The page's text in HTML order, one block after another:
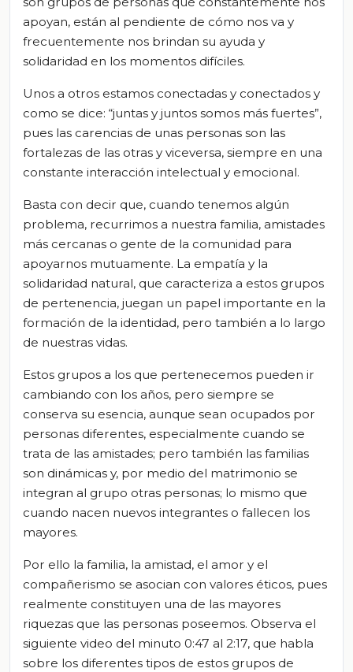
apoyan, están al pendiente de cómo nos va y
frecuentemente nos brindan su ayuda y
solidaridad en los momentos difíciles.
Unos a otros estamos conectadas y conectados y
como se dice: “juntas y juntos somos más fuertes”,
pues las carencias de unas personas son las
fortalezas de las otras y viceversa, siempre en una
constante interacción intelectual y emocional.
Basta con decir que, cuando tenemos algún
problema, recurrimos a nuestra familia, amistades
más cercanas o gente de la comunidad para
apoyarnos mutuamente. La empatía y la
solidaridad natural, que caracteriza a estos grupos
de pertenencia, juegan un papel importante en la
formación de la identidad, pero también a lo largo
de nuestras vidas.
Estos grupos a los que pertenecemos pueden ir
cambiando con los años, pero siempre se
conserva su esencia, aunque sean ocupados por
personas diferentes, especialmente cuando se
trata de las amistades; pero también las familias
son dinámicas y, por medio del matrimonio se
integran al grupo otras personas; lo mismo que
cuando nacen nuevos integrantes o fallecen los
mayores.
Por ello la familia, la amistad, el amor y el
compañerismo se asocian con valores éticos, pues
realmente constituyen una de las mayores
riquezas que las personas poseemos. Observa el
siguiente video del minuto 0:47 al 2:17, que habla
sobre los diferentes tipos de estos grupos de